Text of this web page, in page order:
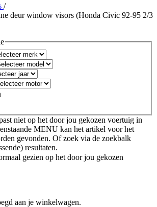
/
deur window visors (Honda Civic 92-95 2/3
niet op het door jou gekozen voertuig in
MENU kan het artikel voor het
gevonden. Of zoek via de zoekbalk
resultaten.
gezien op het door jou gekozen
aan je winkelwagen.